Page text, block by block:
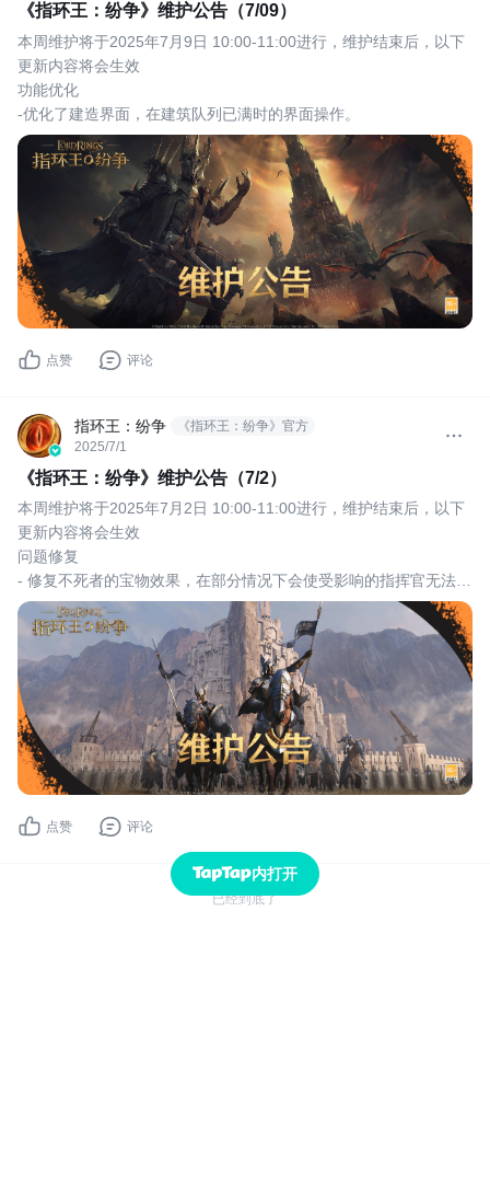
《指环王：纷争》维护公告（7/09）
本周维护将于2025年7月9日 10:00-11:00进行，维护结束后，以下
更新内容将会生效
功能优化
-优化了建造界面，在建筑队列已满时的界面操作。
点赞 评论
指环王：纷争 《指环王：纷争》官方
2025/7/1
《指环王：纷争》维护公告（7/2）
本周维护将于2025年7月2日 10:00-11:00进行，维护结束后，以下
更新内容将会生效
问题修复
- 修复不死者的宝物效果，在部分情况下会使受影响的指挥官无法陷
入疯狂的问题。
- 修复指挥官晋升巅峰时，晋升界面中生命值提升显示错误的问题，
实际提升效果不变。
点赞 评论
已经到底了
内打开